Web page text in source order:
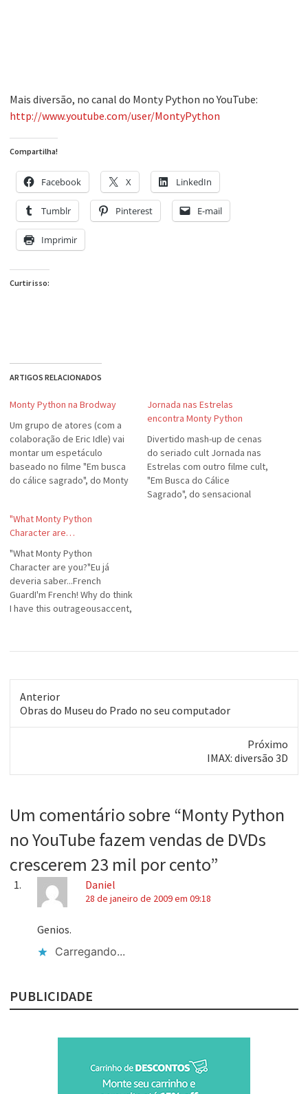
Mais diversão, no canal do Monty Python no YouTube:
http://www.youtube.com/user/MontyPython
Compartilha!
Facebook X LinkedIn
Tumblr Pinterest E-mail
Imprimir
Curtir isso:
ARTIGOS RELACIONADOS
Monty Python na Brodway
Um grupo de atores (com a
colaboração de Eric Idle) vai
montar um espetáculo
baseado no filme "Em busca
do cálice sagrado", do Monty
Jornada nas Estrelas
encontra Monty Python
Divertido mash-up de cenas
do seriado cult Jornada nas
Estrelas com outro filme cult,
"Em Busca do Cálice
Sagrado", do sensacional
"What Monty Python
Character are…
"What Monty Python
Character are you?"Eu já
deveria saber...French
GuardI'm French! Why do think
I have this outrageousaccent,
brought to you by Quizilla
Anterior
Post
anterior:
Obras do Museu do Prado no seu computador
Próximo
post:
IMAX: diversão 3D
Um comentário sobre “Monty Python
no YouTube fazem vendas de DVDs
crescerem 23 mil por cento”
Daniel
28 de janeiro de 2009 em 09:18
Genios.
Carregando...
PUBLICIDADE